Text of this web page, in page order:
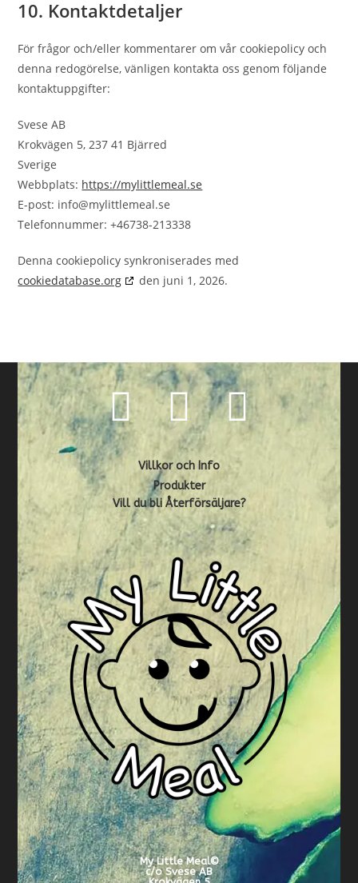
10. Kontaktdetaljer
För frågor och/eller kommentarer om vår cookiepolicy och
denna redogörelse, vänligen kontakta oss genom följande
kontaktuppgifter:
Svese AB
Krokvägen 5, 237 41 Bjärred
Sverige
Webbplats: https://mylittlemeal.se
E-post: info@mylittlemeal.se
Telefonnummer: +46738-213338
Denna cookiepolicy synkroniserades med
cookiedatabase.org
den juni 1, 2026.
My Little Meal©
c/o Svese AB
Villkor och Info
Produkter
Vill du bli Återförsäljare?